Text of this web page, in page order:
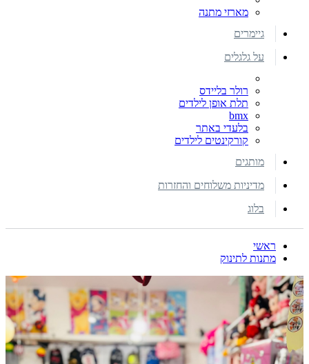
מארזי מתנה
גיימרים
על גלגלים
רולר בליידס
תלת אופן לילדים
bmx
בלעדי באתר
קורקינטים לילדים
מותגים
מדיניות משלוחים והחזרות
בלוג
ראשי
מתנות לתינוק